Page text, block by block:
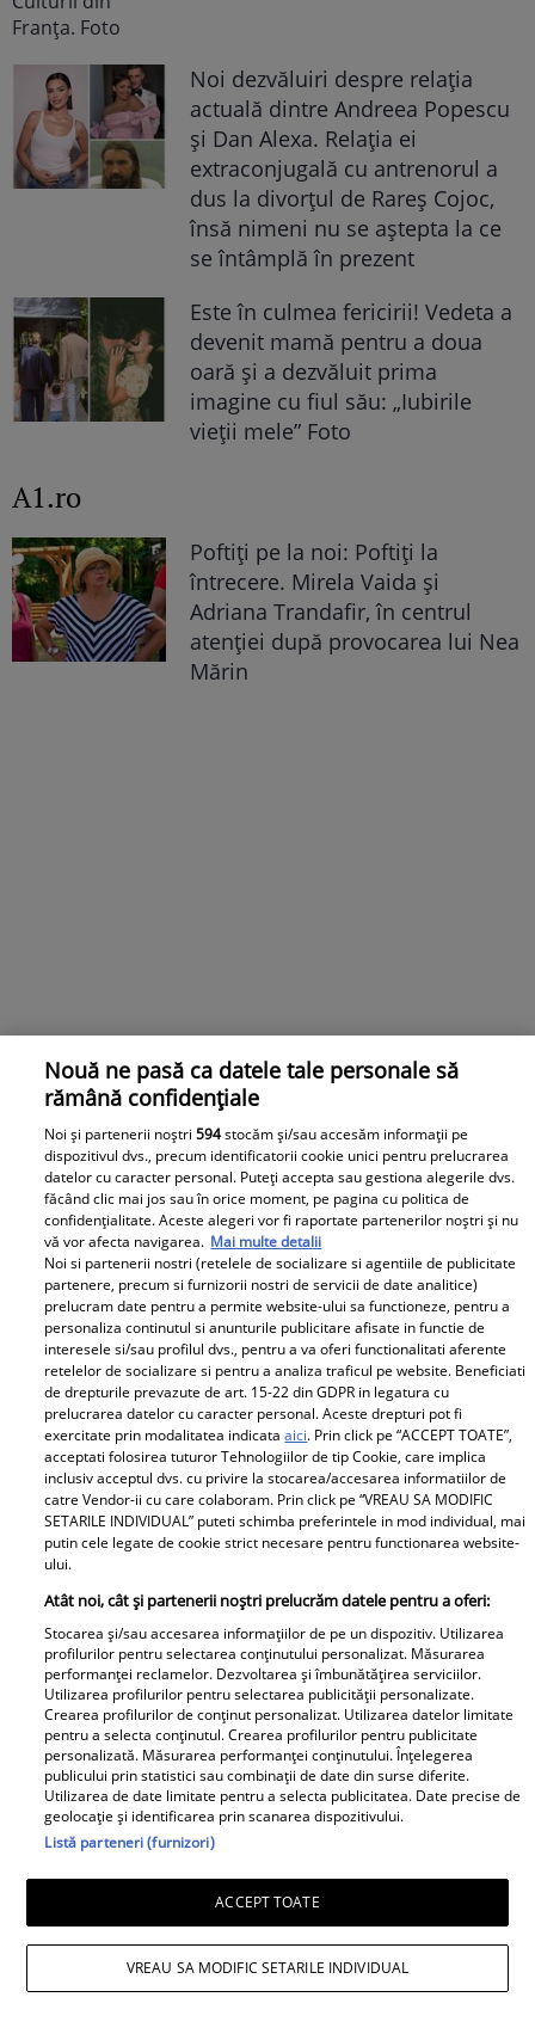
Noi dezvăluiri despre relația
actuală dintre Andreea Popescu
și Dan Alexa. Relația ei
extraconjugală cu antrenorul a
dus la divorțul de Rareș Cojoc,
însă nimeni nu se aștepta la ce
se întâmplă în prezent
Este în culmea fericirii! Vedeta a
devenit mamă pentru a doua
oară și a dezvăluit prima
imagine cu fiul său: „Iubirile
vieții mele” Foto
A1.ro
Poftiți pe la noi: Poftiți la
întrecere. Mirela Vaida și
Adriana Trandafir, în centrul
atenției după provocarea lui Nea
Mărin
Irinel Columbeanu, răsfățat la azilul din
Ghermănești. Ce primește fostul
milionar de la directorul căminului:
„Văd cât de mult se bucură”
Nouă ne pasă ca datele tale personale să
rămână confidențiale
Noi și partenerii noștri594stocăm și/sau accesăm informații pe
dispozitivul dvs., precum identificatorii cookie unici pentru prelucrarea
datelor cu caracter personal. Puteți accepta sau gestiona alegerile dvs.
făcând clic mai jos sau în orice moment, pe pagina cu politica de
confidențialitate. Aceste alegeri vor fi raportate partenerilor noștri și nu
vă vor afecta navigarea. Mai multe detalii
Noi si partenerii nostri (retelele de socializare si agentiile de publicitate
partenere, precum si furnizorii nostri de servicii de date analitice)
prelucram date pentru a permite website-ului sa functioneze, pentru a
personaliza continutul si anunturile publicitare afisate in functie de
interesele si/sau profilul dvs., pentru a va oferi functionalitati aferente
retelelor de socializare si pentru a analiza traficul pe website. Beneficiati
de drepturile prevazute de art. 15-22 din GDPR in legatura cu
prelucrarea datelor cu caracter personal. Aceste drepturi pot fi
exercitate prin modalitatea indicataaici. Prin click pe “ACCEPT TOATE”,
acceptati folosirea tuturor Tehnologiilor de tip Cookie, care implica
inclusiv acceptul dvs. cu privire la stocarea/accesarea informatiilor de
catre Vendor-ii cu care colaboram. Prin click pe “VREAU SA MODIFIC
SETARILE INDIVIDUAL” puteti schimba preferintele in mod individual, mai
putin cele legate de cookie strict necesare pentru functionarea website-
ului.
Atât noi, cât și partenerii noștri prelucrăm datele pentru a oferi:
Stocarea și/sau accesarea informațiilor de pe un dispozitiv. Utilizarea
profilurilor pentru selectarea conținutului personalizat. Măsurarea
performanței reclamelor. Dezvoltarea și îmbunătățirea serviciilor.
Utilizarea profilurilor pentru selectarea publicității personalizate.
Crearea profilurilor de conținut personalizat. Utilizarea datelor limitate
pentru a selecta conținutul. Crearea profilurilor pentru publicitate
personalizată. Măsurarea performanței conținutului. Înțelegerea
publicului prin statistici sau combinații de date din surse diferite.
Utilizarea de date limitate pentru a selecta publicitatea. Date precise de
geolocație și identificarea prin scanarea dispozitivului.
Listă parteneri (furnizori)
ACCEPT TOATE
VREAU SA MODIFIC SETARILE INDIVIDUAL